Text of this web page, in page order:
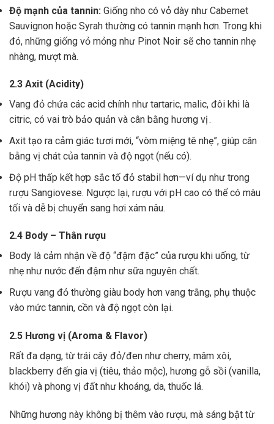
Độ mạnh của tannin: Giống nho có vỏ dày như Cabernet
Sauvignon hoặc Syrah thường có tannin mạnh hơn. Trong khi
đó, những giống vỏ mỏng như Pinot Noir sẽ cho tannin nhẹ
nhàng, mượt mà.
2.3 Axit (Acidity)
Vang đỏ chứa các acid chính như tartaric, malic, đôi khi là
citric, có vai trò bảo quản và cân bằng hương vị .
Axit tạo ra cảm giác tươi mới, “vòm miệng tê nhẹ”, giúp cân
bằng vị chát của tannin và độ ngọt (nếu có).
Độ pH thấp kết hợp sắc tố đỏ stabil hơn—ví dụ như trong
rượu Sangiovese. Ngược lại, rượu với pH cao có thể có màu
tối và dễ bị chuyển sang hơi xám nâu.
2.4 Body – Thân rượu
Body là cảm nhận về độ “đậm đặc” của rượu khi uống, từ
nhẹ như nước đến đậm như sữa nguyên chất.
Rượu vang đỏ thường giàu body hơn vang trắng, phụ thuộc
vào mức tannin, cồn và độ ngọt còn lại.
2.5 Hương vị (Aroma & Flavor)
Rất đa dạng, từ trái cây đỏ/đen như cherry, mâm xôi,
blackberry đến gia vị (tiêu, thảo mộc), hương gỗ sồi (vanilla,
khói) và phong vị đất như khoáng, da, thuốc lá.
Những hương này không bị thêm vào rượu, mà sáng bật từ